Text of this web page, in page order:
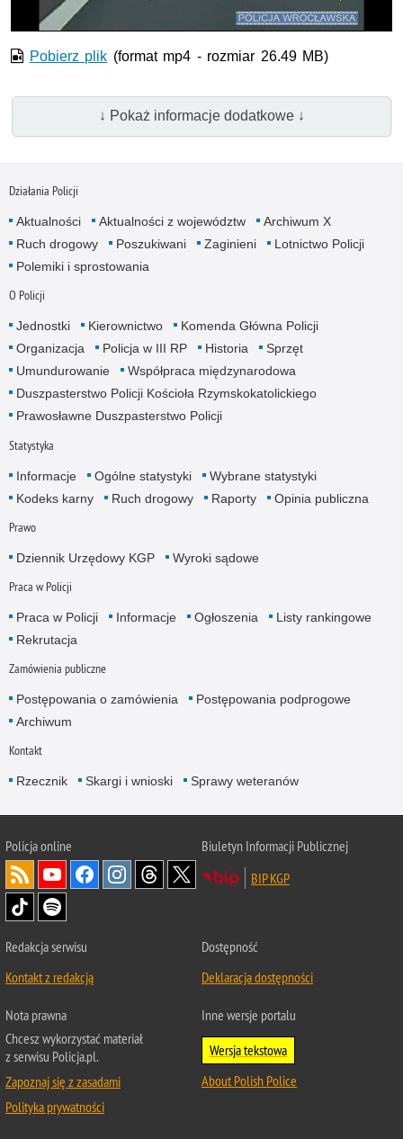
Pobierz plik (format mp4 - rozmiar 26.49 MB)
↓ Pokaż informacje dodatkowe ↓
Działania Policji
Aktualności Aktualności z województw
Archiwum X
Ruch drogowy
Poszukiwani Zaginieni
Lotnictwo Policji
Polemiki i sprostowania
O Policji
Jednostki Kierownictwo
Komenda Główna Policji
Organizacja
Policja w III RP Historia
Sprzęt
Umundurowanie
Współpraca międzynarodowa
Duszpasterstwo Policji Kościoła Rzymskokatolickiego
Prawosławne Duszpasterstwo Policji
Statystyka
Informacje Ogólne statystyki
Wybrane statystyki
Kodeks karny
Ruch drogowy Raporty Opinia publiczna
Prawo
Dziennik Urzędowy KGP Wyroki sądowe
Praca w Policji
Praca w Policji Informacje Ogłoszenia
Listy rankingowe
Rekrutacja
Zamówienia publiczne
Postępowania o zamówienia
Postępowania podprogowe
Archiwum
Kontakt
Rzecznik Skargi i wnioski Sprawy weteranów
Policjaonline
Biuletyn Informacji Publicznej
BIP KGP
Redakcja serwisu
Kontakt z redakcją
Dostępność
Deklaracja dostępności
Nota prawna
Chcesz wykorzystać materiał
z serwisu Policja.pl.
Zapoznaj się z zasadami
Polityka prywatności
Inne wersje portalu
Wersja tekstowa
About Polish Police